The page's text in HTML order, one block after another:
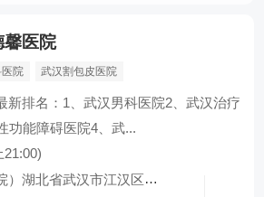
查看全部科室
馨医院
院 武汉割包皮医院
新排名：1、武汉男科医院2、武汉治疗
功能障碍医院4、武...
21:00)
湖北省武汉市江汉区发展大...